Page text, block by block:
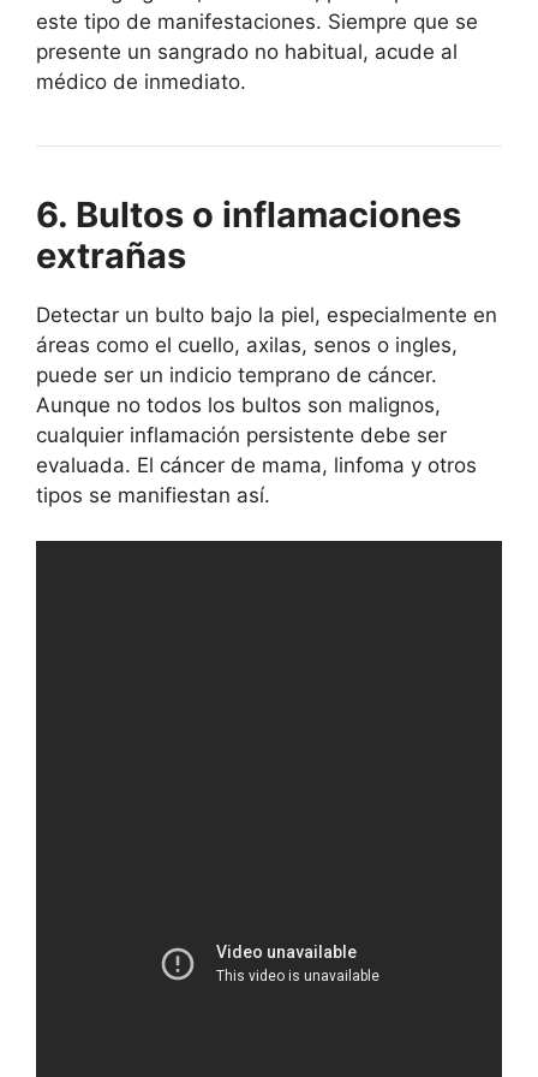
este tipo de manifestaciones. Siempre que se
presente un sangrado no habitual, acude al
médico de inmediato.
6. Bultos o inflamaciones
extrañas
Detectar un bulto bajo la piel, especialmente en
áreas como el cuello, axilas, senos o ingles,
puede ser un indicio temprano de cáncer.
Aunque no todos los bultos son malignos,
cualquier inflamación persistente debe ser
evaluada. El cáncer de mama, linfoma y otros
tipos se manifiestan así.